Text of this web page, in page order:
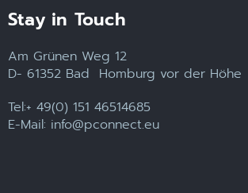
Stay in Touch
Am Grünen Weg 12
D- 61352 Bad Homburg vor der Höhe
Tel:+ 49(0) 151 46514685
E-Mail: info@pconnect.eu